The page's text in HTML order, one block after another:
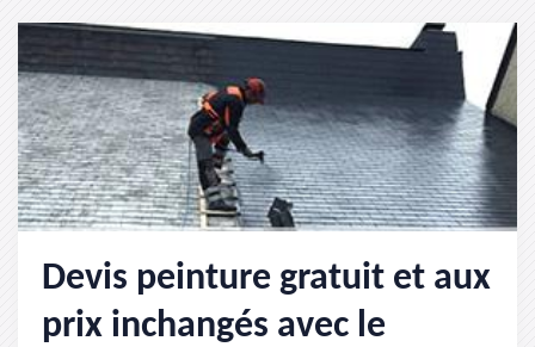
Devis peinture gratuit et aux
prix inchangés avec le